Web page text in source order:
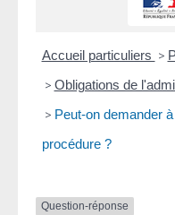
Accueil particuliers >
> Obligations de
> Peut-on demander
procédure ?
Question-réponse